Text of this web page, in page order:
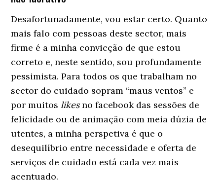
Desafortunadamente, vou estar certo. Quanto
mais falo com pessoas deste sector, mais
firme é a minha convicção de que estou
correto e, neste sentido, sou profundamente
pessimista. Para todos os que trabalham no
sector do cuidado sopram “maus ventos” e
por muitos likesno facebook das sessões de
felicidade ou de animação com meia dúzia de
utentes, a minha perspetiva é que o
desequilíbrio entre necessidade e oferta de
serviços de cuidado está cada vez mais
acentuado.